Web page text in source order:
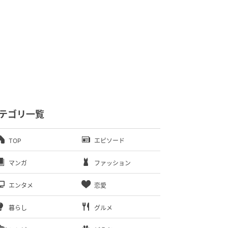
ゴリ一覧
TOP エピソード
マンガ ファッション
エンタメ 恋愛
暮らし グルメ